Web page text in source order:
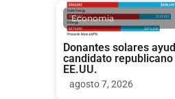
Economia
Donantes solares
candidato
EE.UU.
agosto 7, 2026